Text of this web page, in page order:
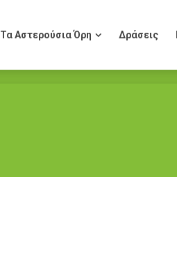
Τα Αστερούσια Όρη Δράσεις